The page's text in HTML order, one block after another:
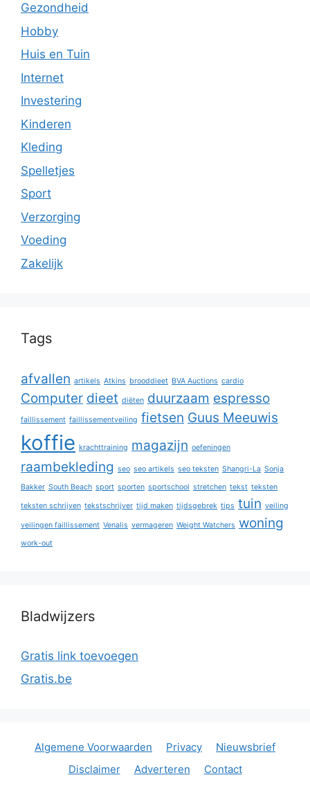
Gezondheid
Hobby
Huis en Tuin
Internet
Investering
Kinderen
Kleding
Spelletjes
Sport
Verzorging
Voeding
Zakelijk
Tags
afvallen artikels Atkins brooddieet BVA Auctions cardio
Computer dieet diëten duurzaam espresso
faillissement faillissementveiling fietsen Guus Meeuwis
koffie krachttraining magazijn oefeningen
raambekleding seo seo artikels seo teksten Shangri-La Sonja
Bakker South Beach sport sporten sportschool stretchen tekst teksten
teksten schrijven tekstschrijver tijd maken tijdsgebrek tips tuin veiling
veilingen faillissement Venalis vermageren Weight Watchers woning
work-out
Bladwijzers
Gratis link toevoegen
Gratis.be
Algemene Voorwaarden Privacy
Nieuwsbrief
Disclaimer
Adverteren Contact